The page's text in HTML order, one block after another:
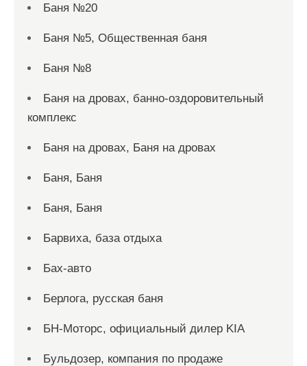
Баня №20
Баня №5, Общественная баня
Баня №8
Баня на дровах, банно-оздоровительный
комплекс
Баня на дровах, Баня на дровах
Баня, Баня
Баня, Баня
Барвиха, база отдыха
Бах-авто
Берлога, русская баня
БН-Моторс, официальный дилер KIA
Бульдозер, компания по продаже